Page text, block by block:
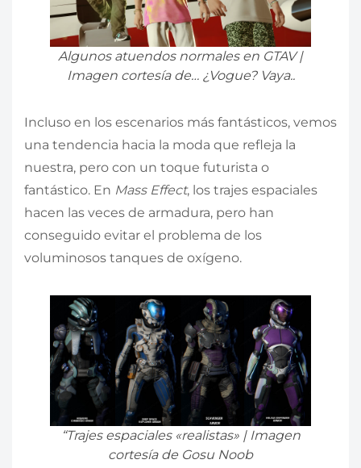
Algunos atuendos normales en GTAV |
Imagen cortesía de… ¿Vogue? Vaya..
Incluso en los escenarios más fantásticos, vemos
una tendencia hacia la moda que refleja la
nuestra, pero con un toque futurista o
fantástico. En Mass Effect, los trajes espaciales
hacen las veces de armadura, pero han
conseguido evitar el problema de los
voluminosos tanques de oxígeno.
“Trajes espaciales «realistas» | Imagen
cortesía de Gosu Noob